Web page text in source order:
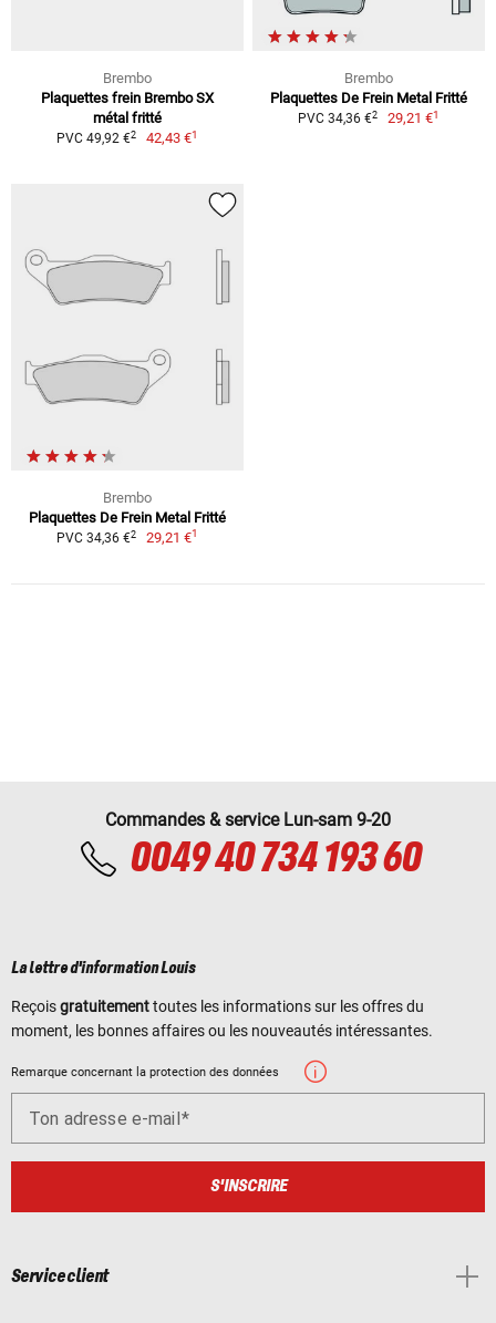
Brembo
Plaquettes frein Brembo SX
métal fritté
PVC 49,92 €2 42,43 €1
Brembo
Plaquettes De Frein Metal Fritté
PVC 34,36 €2 29,21 €1
Brembo
Plaquettes De Frein Metal Fritté
PVC 34,36 €2 29,21 €1
Commandes & service Lun-sam 9-20
0049 40 734 193 60
La lettre d'information Louis
Reçoisgratuitementtoutes les informations sur les offres du
moment, les bonnes affaires ou les nouveautés intéressantes.
Remarque concernant la protection des données
Ton adresse e-mail
S'INSCRIRE
Service client